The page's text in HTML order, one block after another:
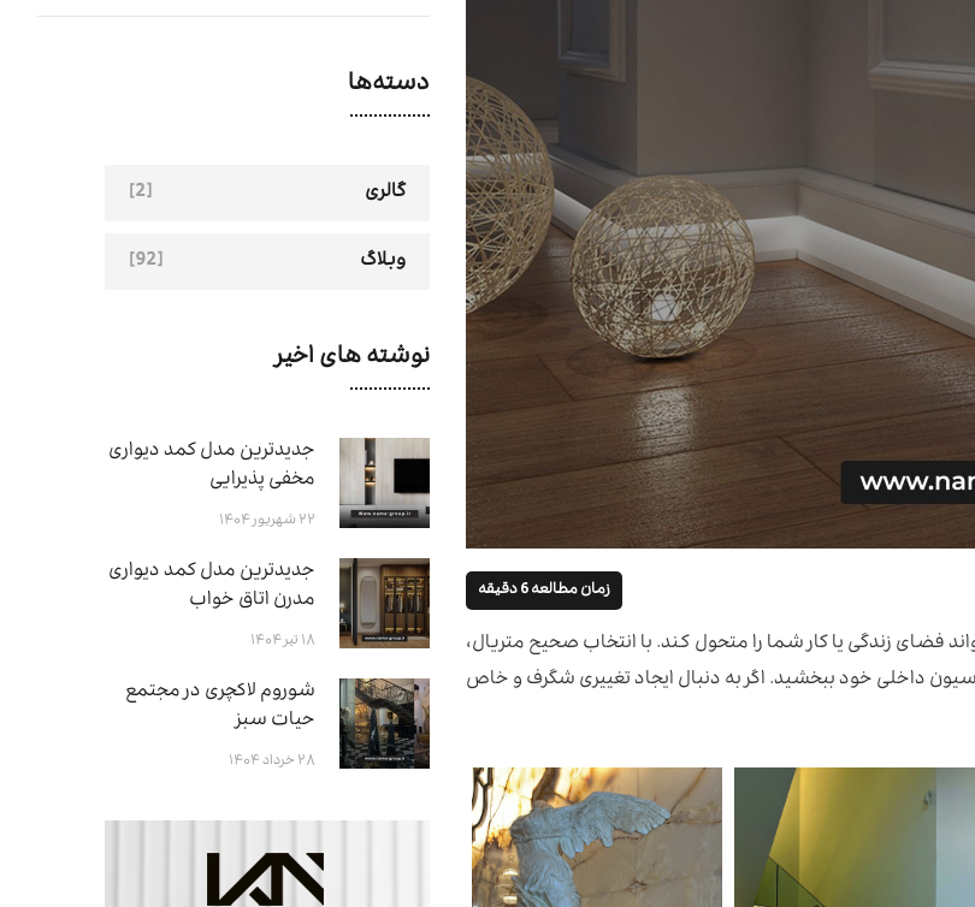
فضای زندگی یا کار شما را متحول کند. با انتخاب صحیح متریال،
داخلی خود ببخشید. اگر به دنبال ایجاد تغییری شگرف و خاص
زمان مطالعه 6 دقیقه
دسته‌ها
گالری [2]
وبلاگ [92]
نوشته های اخیر
جدیدترین مدل کمد دیواری
مخفی پذیرایی
۲۲ شهریور ۱۴۰۴
جدیدترین مدل کمد دیواری
مدرن اتاق خواب
۱۸ تیر ۱۴۰۴
شوروم لاکچری در مجتمع
حیات سبز
۲۸ خرداد ۱۴۰۴